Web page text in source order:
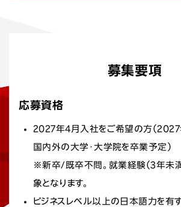
募集要項
応募資格
2027年4月入社をご希望の方（
国内外の大学・大学院を卒業予定）
※新卒/既卒不問。就業経験（3年未
象となります。
ビジネスレベル以上の日本語力を有